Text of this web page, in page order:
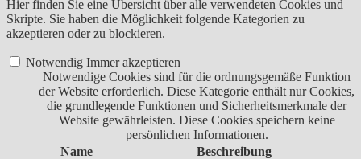
Hier finden Sie eine Übersicht über alle verwendeten Cookies und
Skripte. Sie haben die Möglichkeit folgende Kategorien zu
akzeptieren oder zu blockieren.
Notwendig Immer akzeptieren
Notwendige Cookies sind für die ordnungsgemäße Funktion
der Website erforderlich. Diese Kategorie enthält nur Cookies,
die grundlegende Funktionen und Sicherheitsmerkmale der
Website gewährleisten. Diese Cookies speichern keine
persönlichen Informationen.
Name
Beschreibung